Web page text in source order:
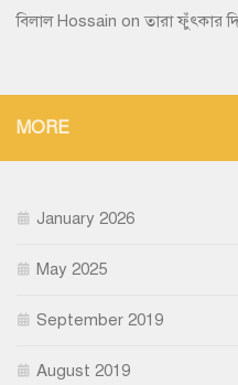
বিলাল Hossain onতারা ফুঁৎকার
MORE
January 2026
May 2025
September 2019
August 2019